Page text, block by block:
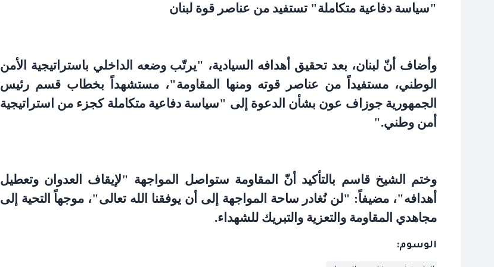
"سياسة دفاعية متكاملة" تستفيد من عناصر قوة لبنان
وأضاف أنّ لبنان، بعد تحقيق أهدافه السيادية، "يرتّب وضعه الداخلي باستراتيجية الأمن
الوطني، مستفيداً من عناصر قوته ومنها المقاومة"، مستشهداً بخطاب قسم رئيس
الجمهورية جوزاف عون بشأن الدعوة إلى "سياسة دفاعية متكاملة كجزء من استراتيجية
أمن وطني".
وختم الشيخ قاسم بالتأكيد أنّ المقاومة ستواصل المواجهة "لإيقاف العدوان وتعطيل
أهدافه"، مضيفاً: "لن نُغادر ساحة المواجهة إلى أن يوفقنا الله تعالى"، موجهاً التحية إلى
مجاهدي المقاومة والتعزية والتبريك للشهداء.
الوسوم: